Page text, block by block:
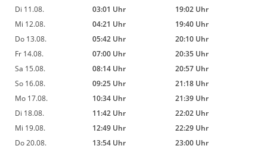
Di 11.08.
03:01 Uhr
19:02 Uhr
Mi 12.08.
04:21 Uhr
19:40 Uhr
Do 13.08.
05:42 Uhr
20:10 Uhr
Fr 14.08.
07:00 Uhr
20:35 Uhr
Sa 15.08.
08:14 Uhr
20:57 Uhr
So 16.08.
09:25 Uhr
21:18 Uhr
Mo 17.08.
10:34 Uhr
21:39 Uhr
Di 18.08.
11:42 Uhr
22:02 Uhr
Mi 19.08.
12:49 Uhr
22:29 Uhr
Do 20.08.
13:54 Uhr
23:00 Uhr